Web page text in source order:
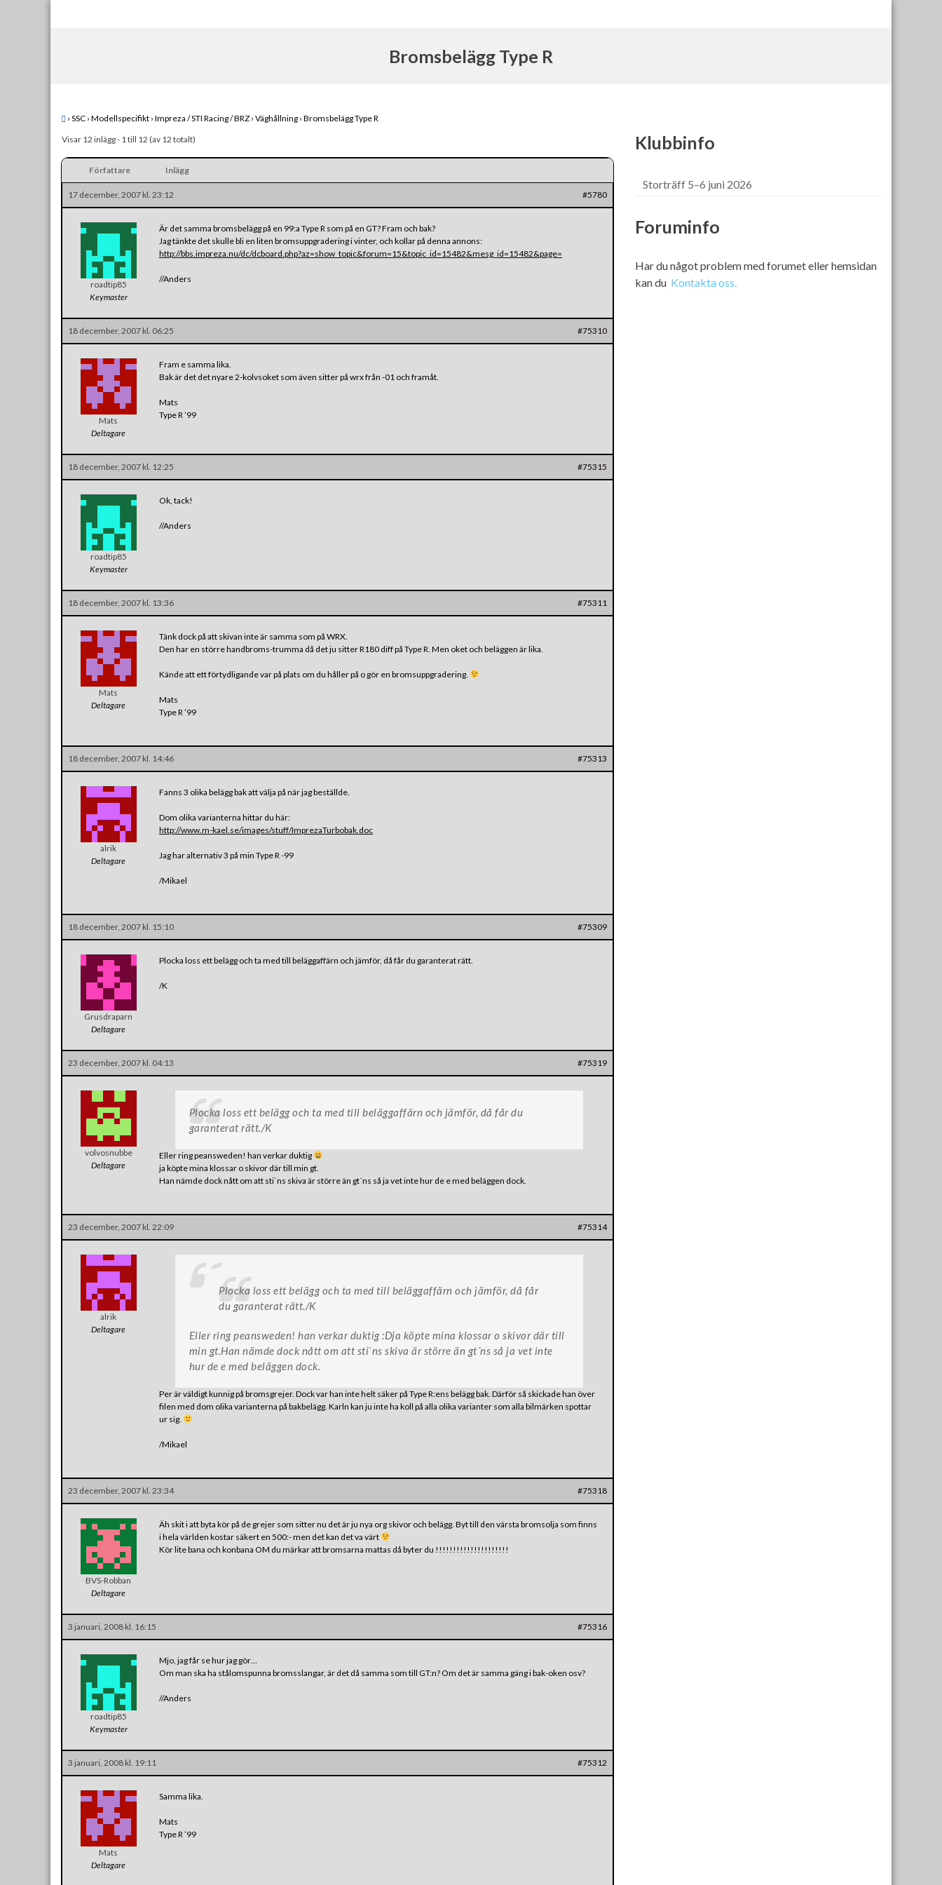
Bromsbelägg Type R
› SSC › Modellspecifikt › Impreza / STI Racing / BRZ › Väghållning › Bromsbelägg Type R
Visar 12 inlägg - 1 till 12 (av 12 totalt)
Författare Inlägg
17 december, 2007 kl. 23:12 #5780
roadtip85
Keymaster
Är det samma bromsbelägg på en 99:a Type R som på en GT? Fram och bak?
Jag tänkte det skulle bli en liten bromsuppgradering i vinter, och kollar på denna annons:
http://bbs.impreza.nu/dc/dcboard.php?az=show_topic&forum=15&topic_id=15482&mesg_id=15482&page=
//Anders
18 december, 2007 kl. 06:25 #75310
Mats
Deltagare
Fram e samma lika.
Bak är det det nyare 2-kolvsoket som även sitter på wrx från -01 och framåt.
Mats
Type R ’99
18 december, 2007 kl. 12:25 #75315
roadtip85
Keymaster
Ok, tack!
//Anders
18 december, 2007 kl. 13:36 #75311
Mats
Deltagare
Tänk dock på att skivan inte är samma som på WRX.
Den har en större handbroms-trumma då det ju sitter R180 diff på Type R. Men oket och beläggen är lika.
Kände att ett förtydligande var på plats om du håller på o gör en bromsuppgradering.
Mats
Type R ’99
18 december, 2007 kl. 14:46 #75313
alrik
Deltagare
Fanns 3 olika belägg bak att välja på när jag beställde.
Dom olika varianterna hittar du här:
http://www.m-kael.se/images/stuff/ImprezaTurbobak.doc
Jag har alternativ 3 på min Type R -99
/Mikael
18 december, 2007 kl. 15:10 #75309
Grusdraparn
Deltagare
Plocka loss ett belägg och ta med till beläggaffärn och jämför, då får du garanterat rätt.
/K
23 december, 2007 kl. 04:13 #75319
volvosnubbe
Deltagare
Plocka loss ett belägg och ta med till beläggaffärn och jämför, då får du
garanterat rätt./K
Eller ring peansweden! han verkar duktig
ja köpte mina klossar o skivor där till min gt.
Han nämde dock nått om att sti`ns skiva är större än gt´ns så ja vet inte hur de e med beläggen dock.
23 december, 2007 kl. 22:09 #75314
alrik
Deltagare
Plocka loss ett belägg och ta med till beläggaffärn och jämför, då får
du garanterat rätt./K
Eller ring peansweden! han verkar duktig :Dja köpte mina klossar o skivor där till
min gt.Han nämde dock nått om att sti`ns skiva är större än gt´ns så ja vet inte
hur de e med beläggen dock.
Per är väldigt kunnig på bromsgrejer. Dock var han inte helt säker på Type R:ens belägg bak. Därför så skickade han över
filen med dom olika varianterna på bakbelägg. Karln kan ju inte ha koll på alla olika varianter som alla bilmärken spottar
ur sig.
/Mikael
23 december, 2007 kl. 23:34 #75318
BVS-Robban
Deltagare
Äh skit i att byta kör på de grejer som sitter nu det är ju nya org skivor och belägg. Byt till den värsta bromsolja som finns
i hela världen kostar säkert en 500:- men det kan det va värt
Kör lite bana och konbana OM du märkar att bromsarna mattas då byter du !!!!!!!!!!!!!!!!!!!!!
3 januari, 2008 kl. 16:15 #75316
roadtip85
Keymaster
Mjo, jag får se hur jag gör…
Om man ska ha stålomspunna bromsslangar, är det då samma som till GT:n? Om det är samma gäng i bak-oken osv?
//Anders
3 januari, 2008 kl. 19:11 #75312
Mats
Deltagare
Samma lika.
Mats
Type R ’99
Klubbinfo
Storträff 5–6 juni 2026
Foruminfo
Har du något problem med forumet eller hemsidan
kan du Kontakta oss.